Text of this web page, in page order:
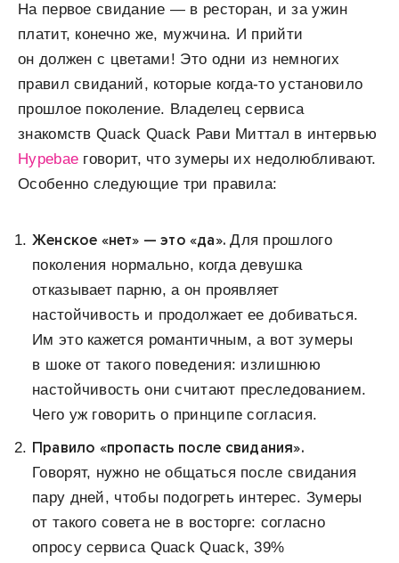
На первое свидание — в ресторан, и за ужин
платит, конечно же, мужчина. И прийти
он должен с цветами! Это одни из немногих
правил свиданий, которые когда-то установило
прошлое поколение. Владелец сервиса
знакомств Quack Quack Рави Миттал в интервью
Hypebae говорит, что зумеры их недолюбливают.
Особенно следующие три правила:
Женское «нет» — это «да».Для прошлого
поколения нормально, когда девушка
отказывает парню, а он проявляет
настойчивость и продолжает ее добиваться.
Им это кажется романтичным, а вот зумеры
в шоке от такого поведения: излишнюю
настойчивость они считают преследованием.
Чего уж говорить о принципе согласия.
Правило «пропасть после свидания».
Говорят, нужно не общаться после свидания
пару дней, чтобы подогреть интерес. Зумеры
от такого совета не в восторге: согласно
опросу сервиса Quack Quack, 39%